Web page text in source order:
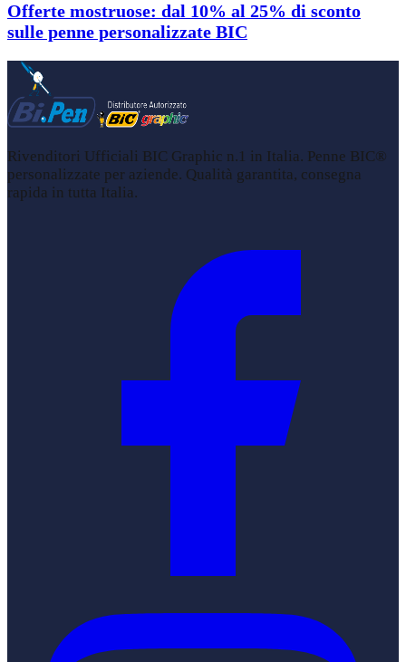
Offerte mostruose: dal 10% al 25% di sconto
sulle penne personalizzate BIC
Rivenditori Ufficiali BIC Graphic n.1 in Italia. Penne BIC®
personalizzate per aziende. Qualità garantita, consegna
rapida in tutta Italia.